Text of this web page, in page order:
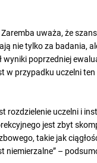
uważa, że
nie tylko za badania,
poprzedniej
przypadku uczelni
rozdzielenie uczelni i
jest zbyt
takie jak
niemierzalne” –